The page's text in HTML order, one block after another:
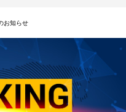
お知らせ